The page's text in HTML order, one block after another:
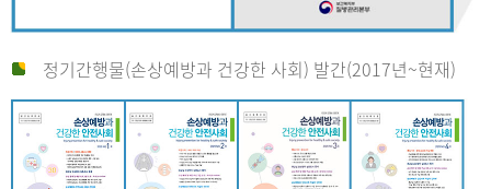
정기간행물(손상예방과 건강한 사회) 발간(2017년~현재)